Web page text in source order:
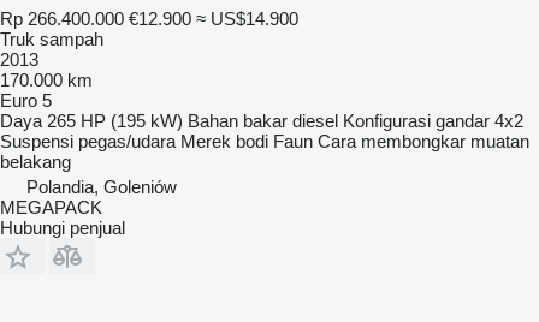
Rp 266.400.000 €12.900 ≈ US$14.900
Truk sampah
2013
170.000 km
Euro 5
Daya 265 HP (195 kW) Bahan bakar diesel Konfigurasi gandar 4x2
Suspensi pegas/udara Merek bodi Faun Cara membongkar muatan
belakang
Polandia, Goleniów
MEGAPACK
Hubungi penjual